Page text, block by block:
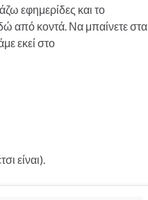
εφημερίδες και το
από κοντά. Να μπαίνετε στα
εκεί στο
είναι).